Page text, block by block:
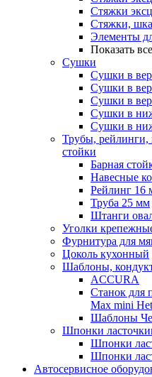
Стяжки
Стяжки,
Элементы
Показать все
Сушки
Сушки в
Сушки в
Сушки в
Сушки в
Сушки в
Трубы, рейлинги,
стойки
Барная
Навесные
Рейлинг 16
Труба 25 мм
Штанги
Уголки
Фурнитура для
Цоколь кухонный
Шаблоны,
ACCURA
Станок для
Max mini
Шаблоны
Шпонки
Шпонки
Шпонки
Автосервисное